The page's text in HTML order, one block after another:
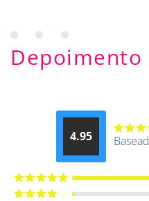
4.95
Avaliação5